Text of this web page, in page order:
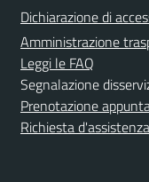
Dichiarazione di
Amministrazione
Leggi le FAQ
Segnalazione
Prenotazione
Richiesta d'assistenza